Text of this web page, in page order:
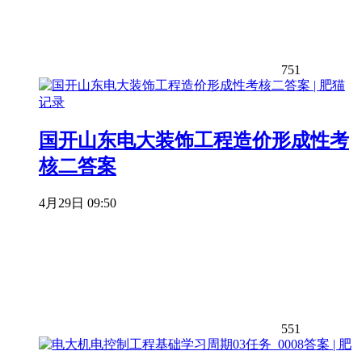
751
国开山东电大装饰工程造价形成性考
核二答案
4月29日 09:50
551